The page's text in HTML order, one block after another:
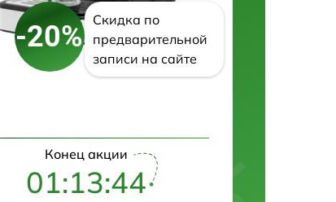
-20%
Скидка по
предварительной
записи на сайте
Конец акции
01:13:43